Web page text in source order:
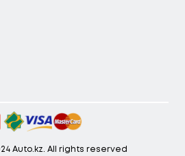
Auto.kz. All rights reserved